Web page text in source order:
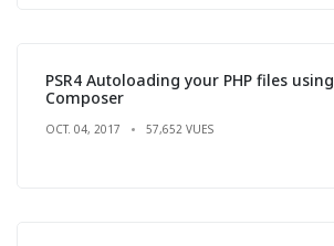
PSR4 Autoloading your PHP files using
Composer
OCT. 04, 2017 57,652 VUES